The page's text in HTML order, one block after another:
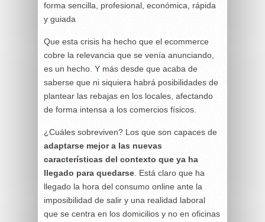
forma sencilla, profesional, económica, rápida
y guiada
Que esta crisis ha hecho que el ecommerce
cobre la relevancia que se venía anunciando,
es un hecho. Y más desde que acaba de
saberse que ni siquiera habrá posibilidades de
plantear las rebajas en los locales, afectando
de forma intensa a los comercios físicos.
¿Cuáles sobreviven? Los que son capaces de
adaptarse mejor a las nuevas
características del contexto que ya ha
llegado para quedarse . Está claro que ha
llegado la hora del consumo online ante la
imposibilidad de salir y una realidad laboral
que se centra en los domicilios y no en oficinas